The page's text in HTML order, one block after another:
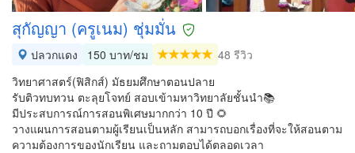
สุกัญญา (ครูเนม) ชุ่มมั่น
ปลวกแดง 150 บาท/ชม
48 รีวิว
วิทยาศาสตร์(ฟิสิกส์) มัธยมศึกษาตอนปลาย
รับติวทบทวน ตะลุยโจทย์ สอบเข้ามหาวิทยาลัยชั้นนำ📚
มีประสบการณ์การสอนพิเศษมากกว่า 10 ปี 🌻
วางแผนการสอนตามผู้เรียนเป็นหลัก สามารถบอกเรื่องที่จะให้สอนตาม
ความต้องการของนักเรียน และถามตอบได้ตลอดเวลา